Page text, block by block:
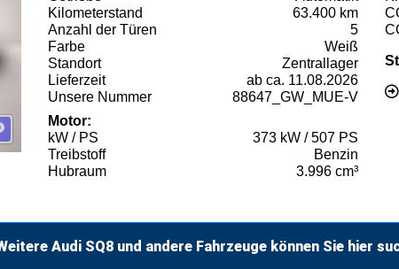
Kilometerstand
63.400 km
Anzahl der Türen
5
Farbe
Weiß
Standort
Zentrallager
Lieferzeit
ab ca. 11.08.2026
Unsere Nummer
88647_GW_MUE-V
Motor:
kW / PS
373 kW / 507 PS
Treibstoff
Benzin
Hubraum
3.996 cm³
Audi SQ8 und andere Fahrzeuge können Sie hier